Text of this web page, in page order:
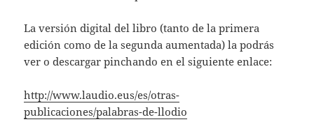
La versión digital del libro (tanto de la primera
edición como de la segunda aumentada) la podrás
ver o descargar pinchando en el siguiente enlace:
http://www.laudio.eus/es/otras-
publicaciones/palabras-de-llodio